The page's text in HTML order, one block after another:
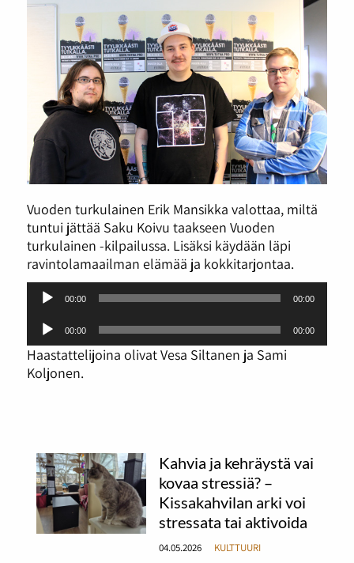
Vuoden turkulainen Erik Mansikka valottaa, miltä
tuntui jättää Saku Koivu taakseen Vuoden
turkulainen -kilpailussa. Lisäksi käydään läpi
ravintolamaailman elämää ja kokkitarjontaa.
Äänitoistin
00:00 00:00
Äänitoistin
00:00 00:00
Haastattelijoina olivat Vesa Siltanen ja Sami
Koljonen.
Kahvia ja kehräystä vai
kovaa stressiä? –
Kissakahvilan arki voi
stressata tai aktivoida
04.05.2026 KULTTUURI